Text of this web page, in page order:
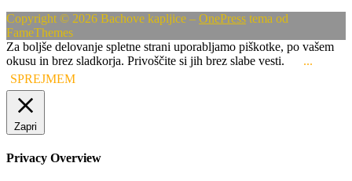
Copyright © 2026 Bachove kapljice – OnePress tema od
FameThemes
Za boljše delovanje spletne strani uporabljamo piškotke, po vašem
okusu in brez sladkorja. Privoščite si jih brez slabe vesti.
...
SPREJMEM
Zapri
Privacy Overview